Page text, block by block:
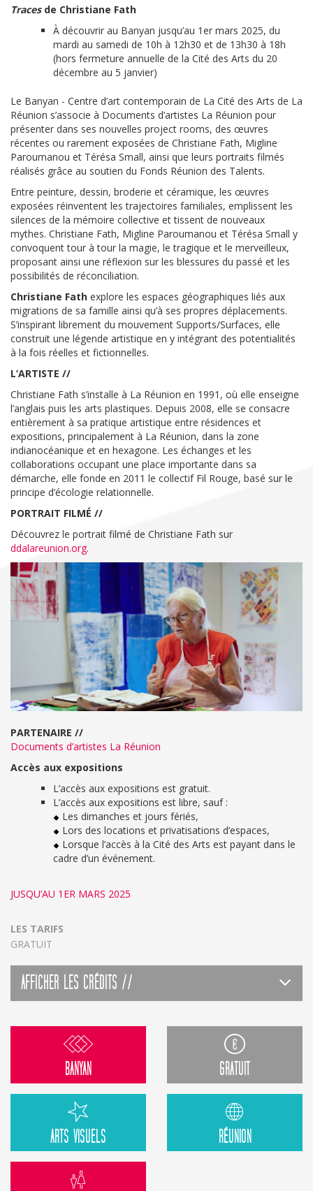
Traces de Christiane Fath
À découvrir au Banyan jusqu’au 1er mars 2025, du
mardi au samedi de 10h à 12h30 et de 13h30 à 18h
(hors fermeture annuelle de la Cité des Arts du 20
décembre au 5 janvier)
Le Banyan - Centre d’art contemporain de La Cité des Arts de La
Réunion s’associe à Documents d’artistes La Réunion pour
présenter dans ses nouvelles project rooms, des œuvres
récentes ou rarement exposées de Christiane Fath, Migline
Paroumanou et Térésa Small, ainsi que leurs portraits filmés
réalisés grâce au soutien du Fonds Réunion des Talents.
Entre peinture, dessin, broderie et céramique, les œuvres
exposées réinventent les trajectoires familiales, emplissent les
silences de la mémoire collective et tissent de nouveaux
mythes. Christiane Fath, Migline Paroumanou et Térésa Small y
convoquent tour à tour la magie, le tragique et le merveilleux,
proposant ainsi une réflexion sur les blessures du passé et les
possibilités de réconciliation.
Christiane Fath explore les espaces géographiques liés aux
migrations de sa famille ainsi qu’à ses propres déplacements.
S’inspirant librement du mouvement Supports/Surfaces, elle
construit une légende artistique en y intégrant des potentialités
à la fois réelles et fictionnelles.
L’ARTISTE //
Christiane Fath s’installe à La Réunion en 1991, où elle enseigne
l’anglais puis les arts plastiques. Depuis 2008, elle se consacre
entièrement à sa pratique artistique entre résidences et
expositions, principalement à La Réunion, dans la zone
indianocéanique et en hexagone. Les échanges et les
collaborations occupant une place importante dans sa
démarche, elle fonde en 2011 le collectif Fil Rouge, basé sur le
principe d’écologie relationnelle.
PORTRAIT FILMÉ //
Découvrez le portrait filmé de Christiane Fath sur
ddalareunion.org.
PARTENAIRE //
Documents d’artistes La Réunion
Accès aux expositions
L’accès aux expositions est gratuit.
L’accès aux expositions est libre, sauf :
Les dimanches et jours fériés,
Lors des locations et privatisations d’espaces,
Lorsque l’accès à la Cité des Arts est payant dans le
cadre d’un événement.
JUSQU’AU 1ER MARS 2025
LES TARIFS
GRATUIT
AFFICHER LES CRÉDITS //
BANYAN GRATUIT
ARTS VISUELS RÉUNION